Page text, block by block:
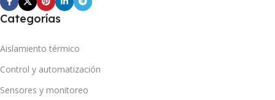
Categorías
Aislamiento térmico
Control y automatización
Sensores y monitoreo